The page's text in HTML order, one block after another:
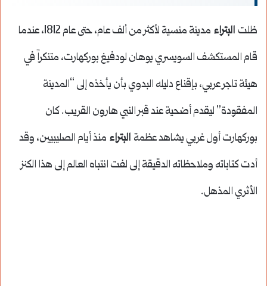
ظلت البتراء
مدينة منسية لأكثر من ألف عام، حتى عام 1812، عندما
قام المستكشف السويسري يوهان لودفيغ بوركهارت، متنكراً في
هيئة تاجر عربي، بإقناع دليله البدوي بأن يأخذه إلى “المدينة
المفقودة” ليقدم أضحية عند قبر النبي هارون القريب. كان
بوركهارت أول غربي يشاهد عظمة البتراء منذ أيام الصليبيين، وقد
أدت كتاباته وملاحظاته الدقيقة إلى لفت انتباه العالم إلى هذا الكنز
الأثري المذهل.